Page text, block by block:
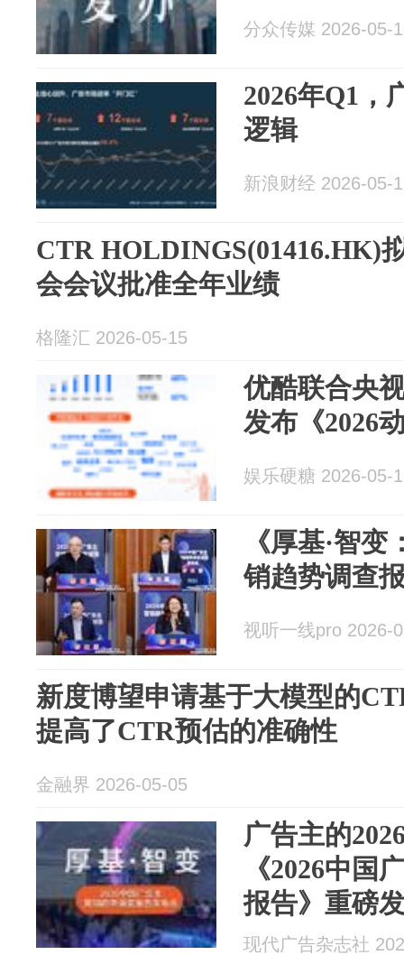
分众传媒 2026-05-
2026年Q1，
逻辑
新浪财经 2026-05-
CTR HOLDINGS(01416.HK)
会会议批准全年业绩
格隆汇 2026-05-15
优酷联合央
发布《2026
娱乐硬糖 2026-05-
《厚基·智
销趋势调查
视听一线pro 2026-
新度博望申请基于大模型的
提高了CTR预估的准确性
金融界 2026-05-05
广告主的
《2026中国
报告》重磅
现代广告杂志社